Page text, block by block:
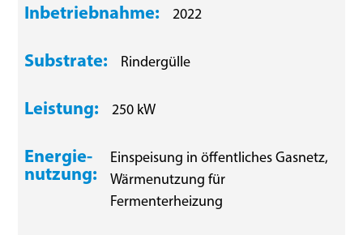
Inbetriebnahme: 2022
Substrate: Rindergülle
Leistung: 250 kW
Energie­
nutzung:
Einspeisung in öffentliches Gasnetz,
Wärmenutzung für
Fermenterheizung